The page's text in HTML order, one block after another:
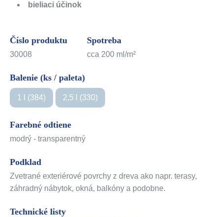
bieliaci účinok
Číslo produktu
30008
Spotreba
cca 200 ml/m²
Balenie (ks / paleta)
1 l (384) 2,5 l (330)
Farebné odtiene
modrý - transparentný
Podklad
Zvetrané exteriérové povrchy z dreva ako napr. terasy,
záhradný nábytok, okná, balkóny a podobne.
Technické listy